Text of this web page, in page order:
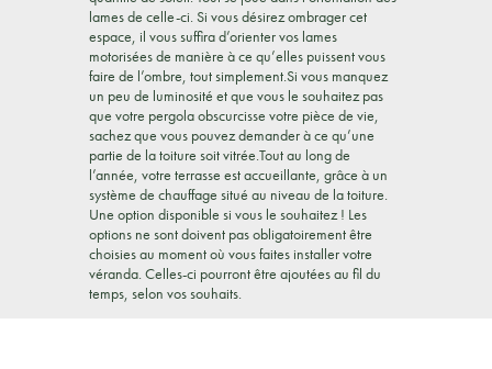
lames de celle-ci. Si vous désirez ombrager cet
espace, il vous suffira d’orienter vos lames
motorisées de manière à ce qu’elles puissent vous
faire de l’ombre, tout simplement.Si vous manquez
un peu de luminosité et que vous le souhaitez pas
que votre pergola obscurcisse votre pièce de vie,
sachez que vous pouvez demander à ce qu’une
partie de la toiture soit vitrée.Tout au long de
l’année, votre terrasse est accueillante, grâce à un
système de chauffage situé au niveau de la toiture.
Une option disponible si vous le souhaitez ! Les
options ne sont doivent pas obligatoirement être
choisies au moment où vous faites installer votre
véranda. Celles-ci pourront être ajoutées au fil du
temps, selon vos souhaits.